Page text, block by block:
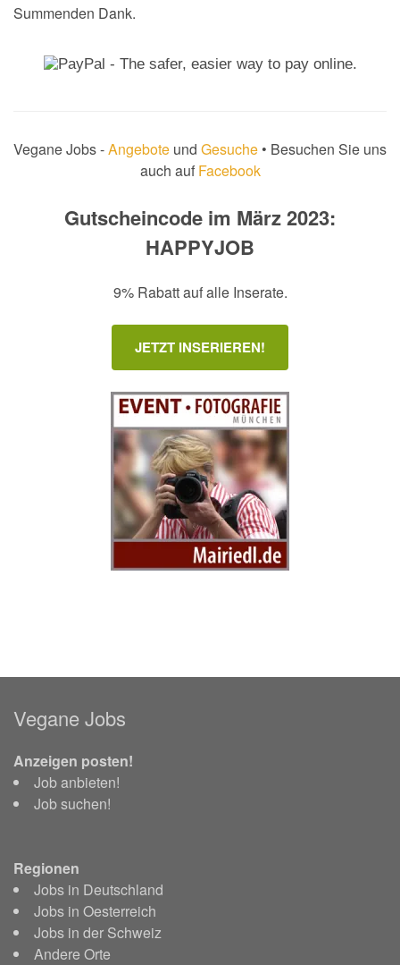
Summenden Dank.
Vegane Jobs -Angebote und Gesuche • Besuchen Sie uns
auch auf Facebook
Gutscheincode im März 2023:
HAPPYJOB
9% Rabatt auf alle Inserate.
JETZT INSERIEREN!
Vegane Jobs
Anzeigen posten!
Job anbieten!
Job suchen!
Regionen
Jobs in Deutschland
Jobs in Oesterreich
Jobs in der Schweiz
Andere Orte